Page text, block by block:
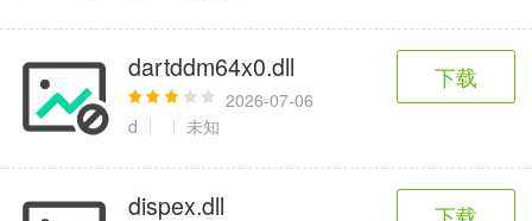
医疗健康
6千+款应用
母婴育儿
2百+款应用
趣味娱乐
3千+款应用
9百+款应用
dartddm64x0.dll
2026-07-06
d
未知
下载
dispex.dll